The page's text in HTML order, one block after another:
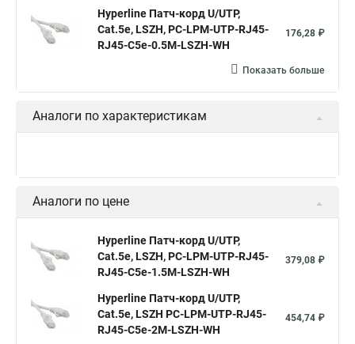
Hyperline Патч-корд U/UTP,
Cat.5e, LSZH, PC-LPM-UTP-RJ45-
RJ45-C5e-0.5M-LSZH-WH
176,28 ₽
Показать больше
Аналоги по характеристикам
139,50 ₽
RJ45-C5e-0.3M-LSZH-WH
Hyperline Патч-корд U/UTP,
RJ45-C5e-0.5M-LSZH-WH